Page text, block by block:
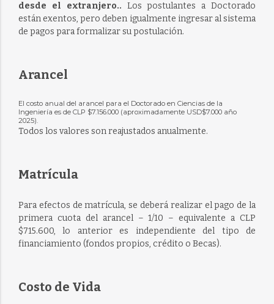
desde el extranjero.. Los postulantes a Doctorado
están exentos, pero deben igualmente ingresar al sistema
de pagos para formalizar su postulación.
Arancel
El costo anual del arancel para el Doctorado en Ciencias de la
Ingeniería es de CLP $7.156.000 (aproximadamente USD$7.000 año
2025).
Todos los valores son reajustados anualmente.
Matrícula
Para efectos de matrícula, se deberá realizar el pago de la
primera cuota del arancel – 1/10 – equivalente a CLP
$715.600, lo anterior es independiente del tipo de
financiamiento (fondos propios, crédito o Becas).
Costo de Vida